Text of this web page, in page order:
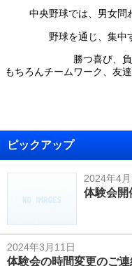
中央野球では、男女問
野球を通じ、集中
勝つ喜び、
もちろんチームワーク、友
ピックアップ
2024年4月
体験会開
2024年3月11日
体験会の時間変更のご連